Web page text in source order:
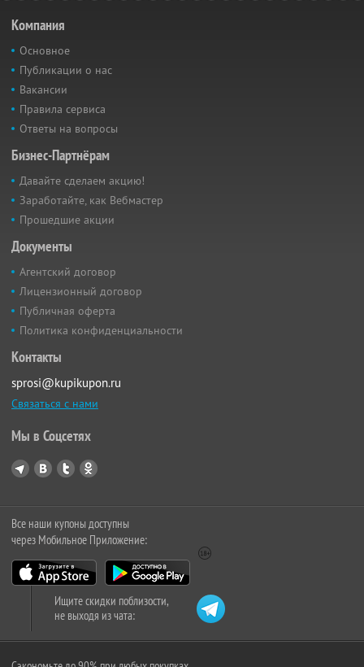
Компания
Основное
Публикации о нас
Вакансии
Правила сервиса
Ответы на вопросы
Бизнес-Партнёрам
Давайте сделаем акцию!
Заработайте, как Вебмастер
Прошедшие акции
Документы
Агентский договор
Лицензионный договор
Публичная оферта
Политика конфиденциальности
Контакты
sprosi@kupikupon.ru
Связаться с нами
Мы в Соцсетях
Все наши купоны доступны
через Мобильное Приложение:
Ищите скидки поблизости,
не выходя из чата: